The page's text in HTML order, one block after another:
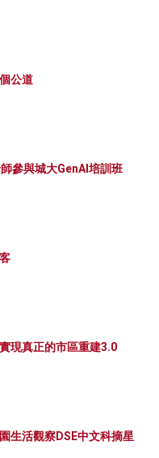
公道
參與城大GenAI培訓班
現真正的市區重建3.0
生活觀察DSE中文科摘星